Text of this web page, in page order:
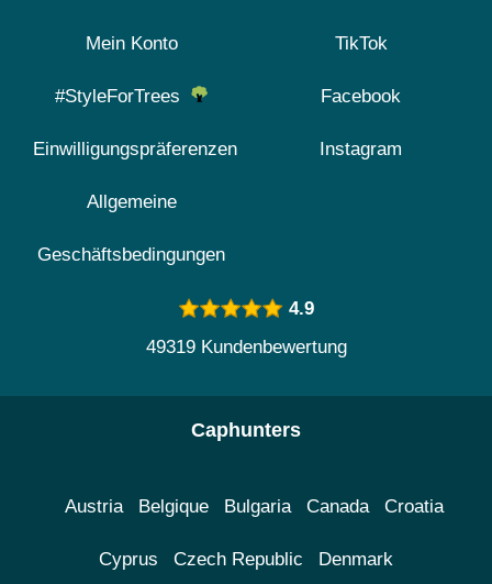
Mein Konto
#StyleForTrees
Einwilligungspräferenzen
Allgemeine
Geschäftsbedingungen
TikTok
Facebook
Instagram
4.9
49319 Kundenbewertung
Caphunters
Austria Belgique Bulgaria Canada Croatia
Cyprus Czech Republic Denmark